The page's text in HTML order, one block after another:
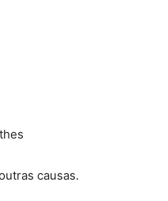
causas.